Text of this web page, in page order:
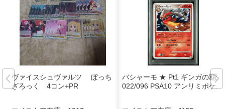
ヴァイスシュヴァルツ ぼっち
ざろっく 4コン+PR
バシャーモ ★ Pt1 ギンガの覇道
022/096 PSA10 アンリミポケカ